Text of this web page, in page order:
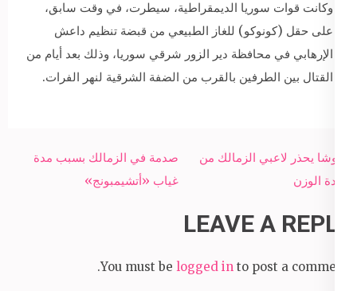
وكانت قوات سوريا الديمقراطية، سيطرت، في وقت سابق،
على حقل (كونوكو) للغاز الطبيعي من قبضة تنظيم داعش
الإرهابي في محافظة دير الزور شرقي سوريا، وذلك بعد أيام من
القتال بين الطرفين بالقرب من الضفة الشرقية لنهر الفرات.
Post
navigation
صدمة في الزمالك بسبب مدة
غياب «أتشيمبونج»
نيبوشا يحذر لاعبي الزمالك من
زيادة الوزن
LEAVE A REPLY
You must be logged in to post a comment.